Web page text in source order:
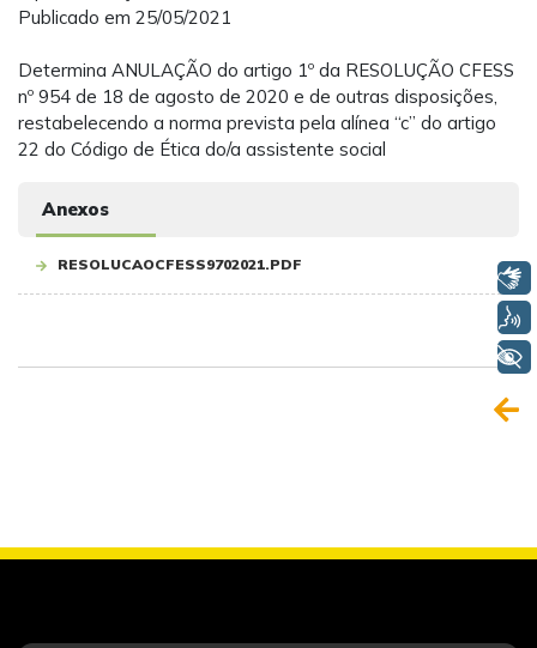
Publicado em 25/05/2021
Determina ANULAÇÃO do artigo 1º da RESOLUÇÃO CFESS
nº 954 de 18 de agosto de 2020 e de outras disposições,
restabelecendo a norma prevista pela alínea “c” do artigo
22 do Código de Ética do/a assistente social
Anexos
RESOLUCAOCFESS9702021.PDF